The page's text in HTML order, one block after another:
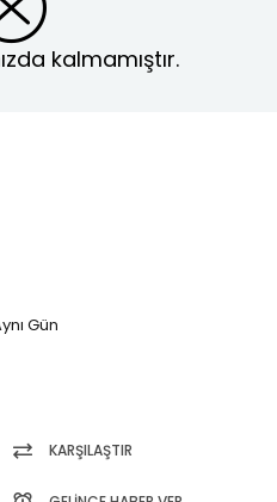
kalmamıştır.
Gün
KARŞILAŞTIR